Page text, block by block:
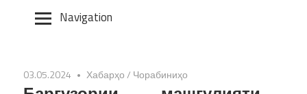
Navigation
03.05.2024 Хабарҳо/ Чорабиниҳо